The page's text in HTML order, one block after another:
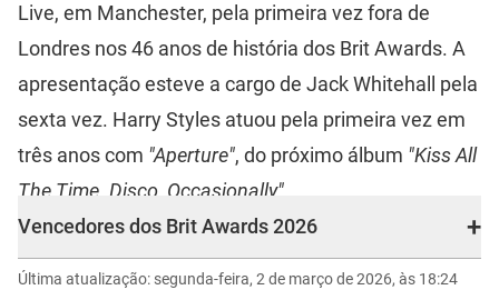
Live, em Manchester, pela primeira vez fora de
Londres nos 46 anos de história dos Brit Awards. A
apresentação esteve a cargo de Jack Whitehall pela
sexta vez. Harry Styles atuou pela primeira vez em
três anos com "Aperture", do próximo álbum "Kiss All
The Time. Disco, Occasionally"
Vencedores dos Brit Awards 2026
+
Artist of the Year: Olivia Dean
Última atualização: segunda-feira, 2 de março de 2026, às 18:24